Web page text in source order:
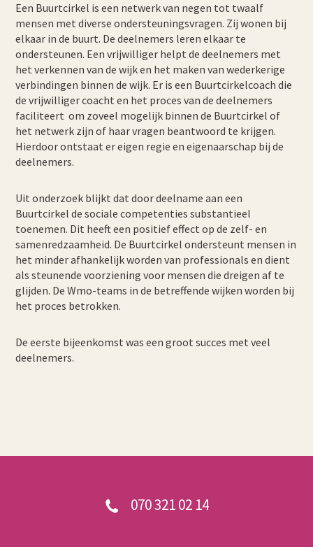
Een Buurtcirkel is een netwerk van negen tot twaalf
mensen met diverse ondersteuningsvragen. Zij wonen bij
elkaar in de buurt. De deelnemers leren elkaar te
ondersteunen. Een vrijwilliger helpt de deelnemers met
het verkennen van de wijk en het maken van wederkerige
verbindingen binnen de wijk. Er is een Buurtcirkelcoach die
de vrijwilliger coacht en het proces van de deelnemers
faciliteert om zoveel mogelijk binnen de Buurtcirkel of
het netwerk zijn of haar vragen beantwoord te krijgen.
Hierdoor ontstaat er eigen regie en eigenaarschap bij de
deelnemers.
Uit onderzoek blijkt dat door deelname aan een
Buurtcirkel de sociale competenties substantieel
toenemen. Dit heeft een positief effect op de zelf- en
samenredzaamheid. De Buurtcirkel ondersteunt mensen in
het minder afhankelijk worden van professionals en dient
als steunende voorziening voor mensen die dreigen af te
glijden. De Wmo-teams in de betreffende wijken worden bij
het proces betrokken.
De eerste bijeenkomst was een groot succes met veel
deelnemers.
070 321 02 14